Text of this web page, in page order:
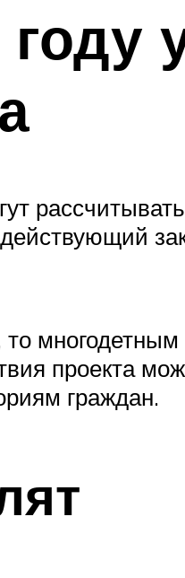
проекта
граждан.